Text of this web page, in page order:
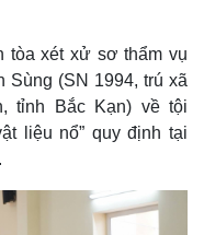
tòa xét xử sơ thẩm vụ
(SN 1994, trú xã
tỉnh Bắc Kạn) về tội
liệu nổ” quy định tại